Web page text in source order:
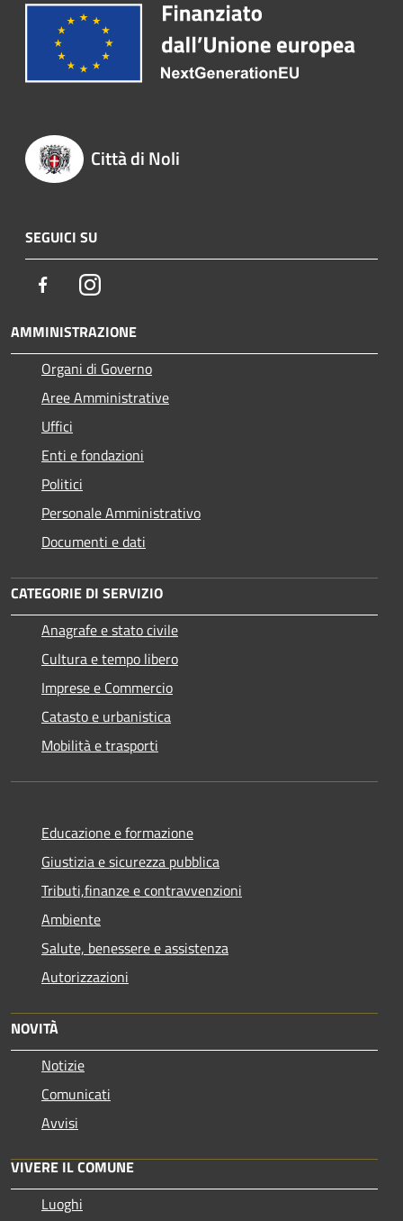
Città di Noli
SEGUICI SU
FacebookInstagram
AMMINISTRAZIONE
Organi di Governo
Aree Amministrative
Uffici
Enti e fondazioni
Politici
Personale Amministrativo
Documenti e dati
CATEGORIE DI SERVIZIO
Anagrafe e stato civile
Cultura e tempo libero
Imprese e Commercio
Catasto e urbanistica
Mobilità e trasporti
Educazione e formazione
Giustizia e sicurezza pubblica
Tributi,finanze e contravvenzioni
Ambiente
Salute, benessere e assistenza
Autorizzazioni
NOVITÀ
Notizie
Comunicati
Avvisi
VIVERE IL COMUNE
Luoghi